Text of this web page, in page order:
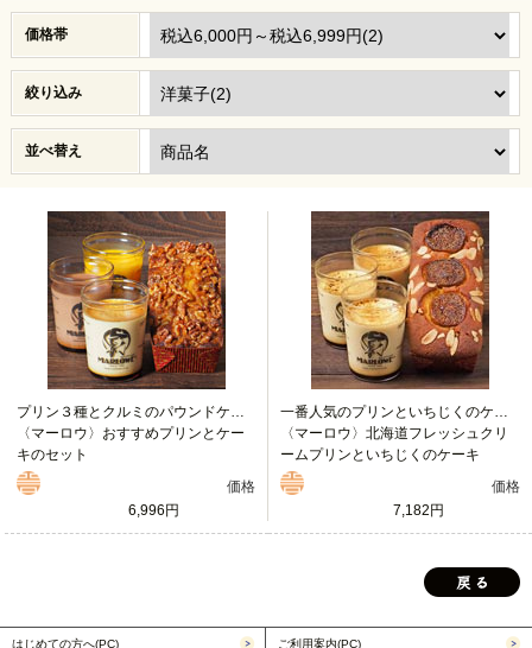
価格帯
絞り込み
並べ替え
プリン３種とクルミのパウンドケーキ
〈マーロウ〉おすすめプリンとケー
キのセット
価格
6,996円
一番人気のプリンといちじくのケーキ
〈マーロウ〉北海道フレッシュクリ
ームプリンといちじくのケーキ
価格
7,182円
はじめての方へ(PC) ご利用案内(PC)